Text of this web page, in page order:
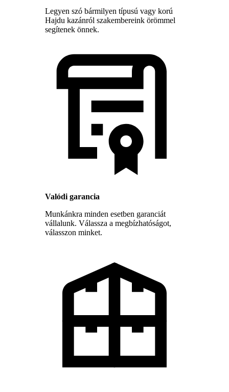
Legyen szó bármilyen típusú vagy korú
Hajdu kazánról szakembereink örömmel
segítenek önnek.
Valódi garancia
Munkánkra minden esetben garanciát
vállalunk. Válassza a megbízhatóságot,
válasszon minket.